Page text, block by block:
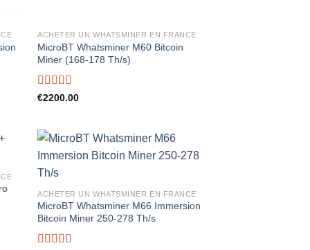
ACHETER UN WHATSMINER EN FRANCE
MicroBT Whatsminer M60 Bitcoin
Miner (168-178 Th/s)
Rated 5.00
€2200.00
ACHETER UN WHATSMINER EN FRANCE
MicroBT Whatsminer M66 Immersion
Bitcoin Miner 250-278 Th/s